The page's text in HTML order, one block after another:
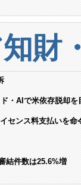
財
・AIで米依存脱却を
センス料支払いを命
結件数は25.6%増